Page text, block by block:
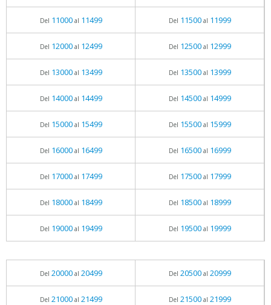
Del 11000al 11499 Del 11500al 11999
Del 12000al 12499 Del 12500al 12999
Del 13000al 13499 Del 13500al 13999
Del 14000al 14499 Del 14500al 14999
Del 15000al 15499 Del 15500al 15999
Del 16000al 16499 Del 16500al 16999
Del 17000al 17499 Del 17500al 17999
Del 18000al 18499 Del 18500al 18999
Del 19000al 19499 Del 19500al 19999
Del 20000al 20499 Del 20500al 20999
Del 21000al 21499 Del 21500al 21999